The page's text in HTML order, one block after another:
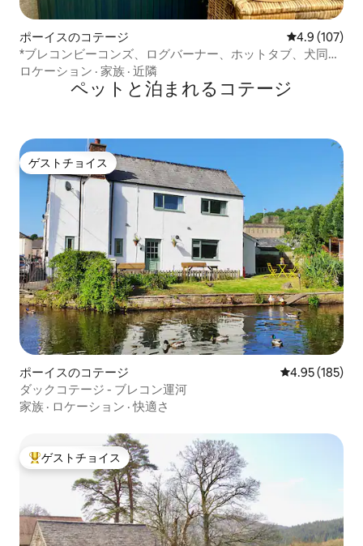
ポーイスのコテージ レビュー107
4.9 (107)
*ブレコンビーコンズ、ログバーナー、ホットタブ、犬同伴
OK*
ロケーション · 家族 · 近隣
ペットと泊まれるコテージ
ゲストチョイス
ゲストチョイス
ポーイスのコテージ レビュー185
4.95 (185)
ダックコテージ - ブレコン運河
家族 · ロケーション ·快適さ
大好評のゲストチョイスです。
ゲストチョイス